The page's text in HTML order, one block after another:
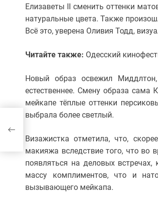
Елизаветы II сменить оттенки
натуральные цвета. Также
Всё это, уверена Оливия Тодд,
Читайте также: Одесский
Новый образ освежил
естественнее. Смену образа сама
мейкапе тёплые оттенки
выбрала более светлый.
Визажистка отметила, что,
макияжа вследствие того, что во
появляться на деловых
массу комплиментов, что и
вызывающего мейкапа.